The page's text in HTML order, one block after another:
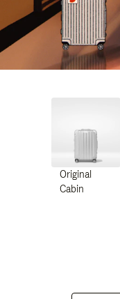
Original
Cabin